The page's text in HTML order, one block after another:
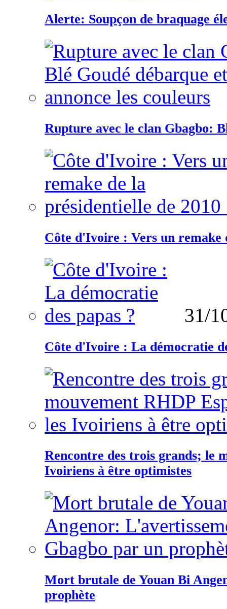
Alerte: Soupçon de braquage
Rupture avec le clan Gbagbo:
Côte d'Ivoire : Vers un remake
31/
Côte d'Ivoire : La démocratie
Rencontre des trois grands; le
Ivoiriens à être optimistes
Mort brutale de Youan Bi
prophète